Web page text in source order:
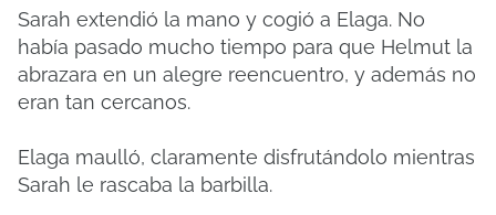
Sarah extendió la mano y cogió a Elaga. No
había pasado mucho tiempo para que Helmut la
abrazara en un alegre reencuentro, y además no
eran tan cercanos.
Elaga maulló, claramente disfrutándolo mientras
Sarah le rascaba la barbilla.